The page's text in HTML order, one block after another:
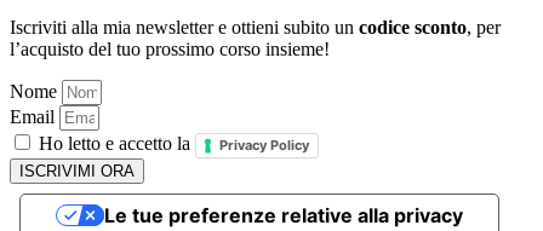
Iscriviti alla mia newsletter e ottieni subito un codice sconto, per
l’acquisto del tuo prossimo corso insieme!
Nome
Email
Ho letto e accetto la
Privacy Policy
ISCRIVIMI ORA
Le tue preferenze relative alla privacy